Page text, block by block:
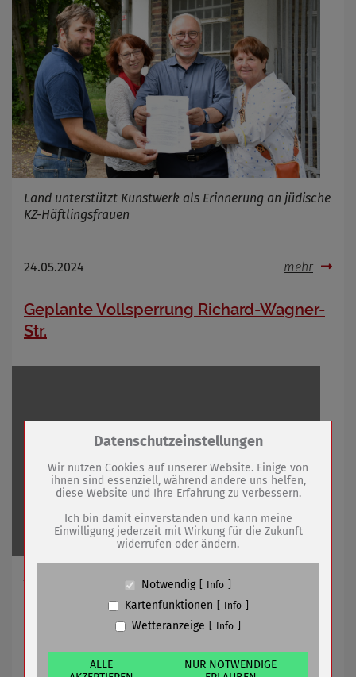
Land unterstützt Kunstwerk als Erinnerung an jüdische
KZ-Häftlingsfrauen
24.05.2024 mehr
Geplante Vollsperrung Richard-Wagner-
Str.
Ab Franz-Schubert-Straße bis Mozartstraße vom
28.05.2024 - 27.09.2024
Zum Betrieb der Seite notwendige Cookies /
Name
PHP Session Cookie
Anbieter
Eigentümer dieser Website (Wenko-
Wenselaar GmbH & Co. KG)
Absicherung Kontaktformular / SPAM
Cookiespeicherung Entscheidungscookie
Anbieter
Eigentümer dieser Website (Wenko-
Wenselaar GmbH & Co. KG)
Datenschutzeinstellungen
Wir nutzen Cookies auf unserer Website. Einige von
ihnen sind essenziell, während andere uns helfen,
diese Website und Ihre Erfahrung zu verbessern.
Ich bin damit einverstanden und kann meine
Einwilligung jederzeit mit Wirkung für die Zukunft
widerrufen oder ändern.
Notwendig Info
Kartenfunktionen Info
Wetteranzeige Info
ALLE
NUR NOTWENDIGE